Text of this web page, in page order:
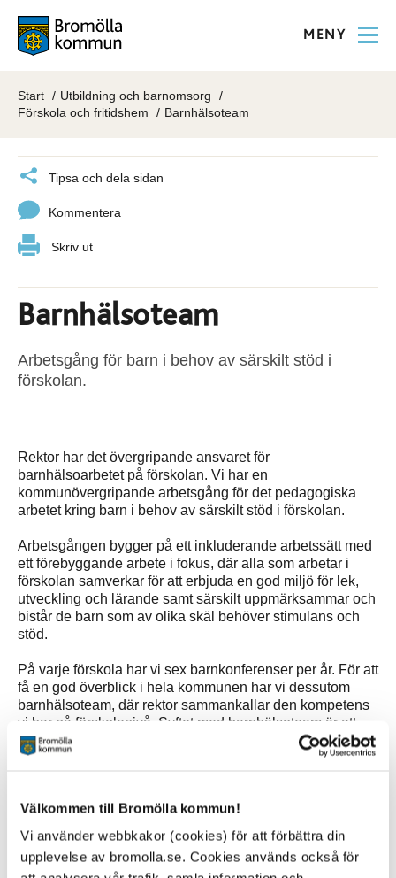
Välkommen till Bromölla kommun!
Vi använder webbkakor (cookies) för att förbättra din
upplevelse av bromolla.se. Cookies används också för
MENY
Start
Utbildning och barnomsorg
Förskola och fritidshem
Barnhälsoteam
Tipsa och dela sidan
Kommentera
Skriv ut
Barnhälsoteam
Arbetsgång för barn i behov av särskilt stöd i
förskolan.
Rektor har det övergripande ansvaret för
barnhälsoarbetet på förskolan. Vi har en
kommunövergripande arbetsgång för det pedagogiska
arbetet kring barn i behov av särskilt stöd i förskolan.
Arbetsgången bygger på ett inkluderande arbetssätt med
ett förebyggande arbete i fokus, där alla som arbetar i
förskolan samverkar för att erbjuda en god miljö för lek,
utveckling och lärande samt särskilt uppmärksammar och
bistår de barn som av olika skäl behöver stimulans och
stöd.
På varje förskola har vi sex barnkonferenser per år. För att
få en god överblick i hela kommunen har vi dessutom
barnhälsoteam, där rektor sammankallar den kompetens
vi har på förskolenivå. Syftet med barnhälsoteam är att
skapa en helhetsbild för vilka stödinsatser som pågår,
vilka behov som finns framöver och kring goda exempel i
Det finns tre specialpedagoger som arbetar i var sitt
område inom förskolorna. De samverkar med
specialpedagog i tal och språk, förskolekonsulent,
socialen, logoped och barnhälsovården - allt för för